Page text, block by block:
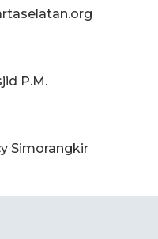
P.M.
Simorangkir